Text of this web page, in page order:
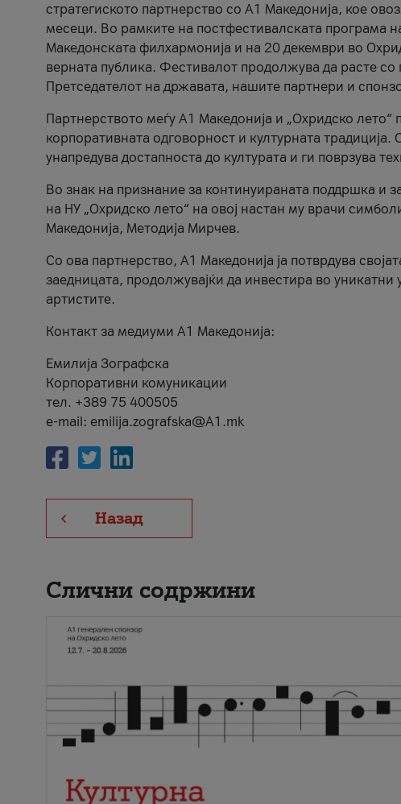
стратегиското партнерство со А1 Македонија, кое
месеци. Во рамките на постфестивалската програма
Македонската филхармонија и на 20 декември во
верната публика. Фестивалот продолжува да расте
Претседателот на државата, нашите партнери и
Партнерството меѓу A1 Македонија и „Охридско
корпоративната одговорност и културната
унапредува достапноста до културата и ги поврзува
Во знак на признание за континуираната поддршка и
на НУ „Охридско лето“ на овој настан му врачи
Македонија, Методија Мирчев.
Со ова партнерство, A1 Македонија ја потврдува
заедницата, продолжувајќи да инвестира во
артистите.
Контакт за медиуми А1 Македонија:
Емилија Зографска
Корпоративни комуникации
тел. +389 75 400505
e-mail: emilija.zografska@A1.mk
Назад
Слични содржини